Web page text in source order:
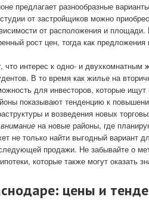
предлагает разнообразные
от застройщиков можно
от расположения и площади.
рост цен, тогда как предложения
, что интерес к одно- и двухкомнатным
В то время как жилье на
для инвесторов, которые
показывают тенденцию к
и возведения новых
на новые районы, где
не только найти выгодный вариант
продажи. Не забывайте о
которые также могут оказать
цены и